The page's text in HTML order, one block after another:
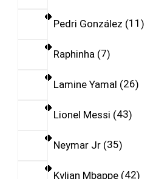
Pedri González 11
Raphinha 7
Lamine Yamal 26
Lionel Messi 43
Neymar Jr 35
Kylian Mbappe 42